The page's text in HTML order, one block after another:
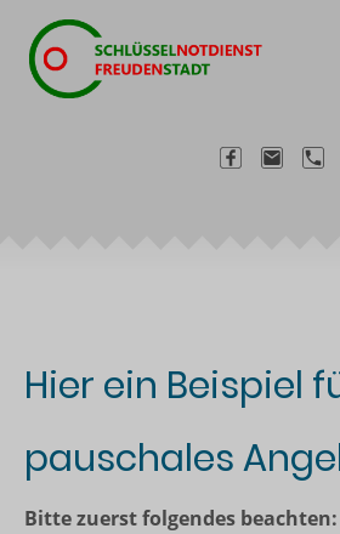
Hier ein Beispiel
pauschales
Bitte zuerst folgendes beachten: